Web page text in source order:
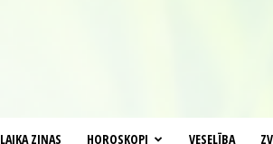
LAIKA ZIŅAS HOROSKOPI VESELĪBA